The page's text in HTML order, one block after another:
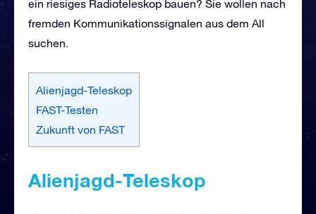
ein riesiges Radioteleskop bauen? Sie wollen nach
fremden Kommunikationssignalen aus dem All
suchen.
Alienjagd-Teleskop
FAST-Testen
Zukunft von FAST
Alienjagd-Teleskop